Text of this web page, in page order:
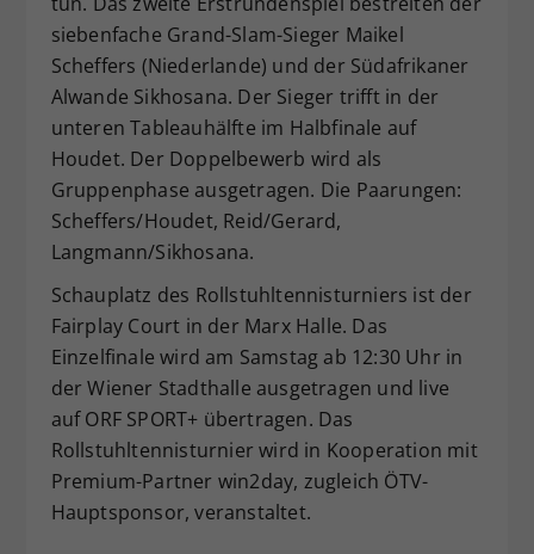
siebenfache Grand-Slam-Sieger Maikel
Scheffers (Niederlande) und der Südafrikaner
Alwande Sikhosana. Der Sieger trifft in der
unteren Tableauhälfte im Halbfinale auf
Houdet. Der Doppelbewerb wird als
Gruppenphase ausgetragen. Die Paarungen:
Scheffers/Houdet, Reid/Gerard,
Langmann/Sikhosana.
Schauplatz des Rollstuhltennisturniers ist der
Fairplay Court in der Marx Halle. Das
Einzelfinale wird am Samstag ab 12:30 Uhr in
der Wiener Stadthalle ausgetragen und live
auf ORF SPORT+ übertragen. Das
Rollstuhltennisturnier wird in Kooperation mit
Premium-Partner win2day, zugleich ÖTV-
Hauptsponsor, veranstaltet.